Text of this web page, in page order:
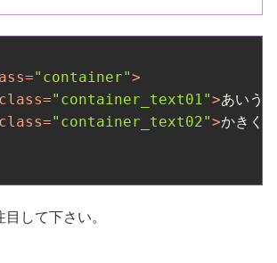
="container">
class="container_text01">あいう
class="container_text02">かきく
して下さい。